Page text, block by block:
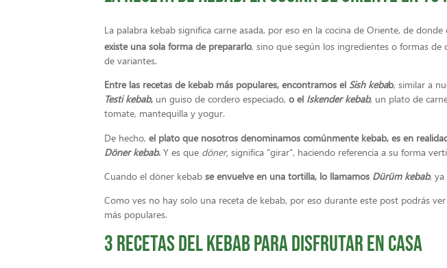
La palabra kebab significa carne asada, por eso en la cocina de Oriente, de donde
existe una sola forma de prepararlo, sino que según los ingredientes o formas de
de variantes.
Entre las recetas de kebab más populares, encontramos el Sish kebab, similar a
Testi kebab, un guiso de cordero especiado, o el Iskender kebab, un plato de
tomate, mantequilla y yogur.
De hecho, el plato que nosotros denominamos comúnmente kebab, es en
Döner kebab. Y es que döner, significa “girar”, haciendo referencia a su forma
Cuando el döner kebab se envuelve en una tortilla, lo llamamos Dürüm kebab,
Como ves no hay solo una receta de kebab, por eso durante este post podrás
más populares.
3 Recetas del kebab para disfrutar en casa